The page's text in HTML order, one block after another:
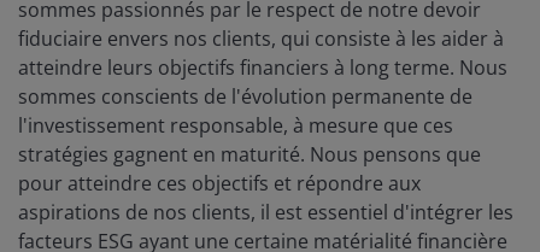
sommes passionnés par le respect de notre devoir
fiduciaire envers nos clients, qui consiste à les aider à
atteindre leurs objectifs financiers à long terme. Nous
sommes conscients de l'évolution permanente de
l'investissement responsable, à mesure que ces
stratégies gagnent en maturité. Nous pensons que
pour atteindre ces objectifs et répondre aux
aspirations de nos clients, il est essentiel d'intégrer les
facteurs ESG ayant une certaine matérialité financière